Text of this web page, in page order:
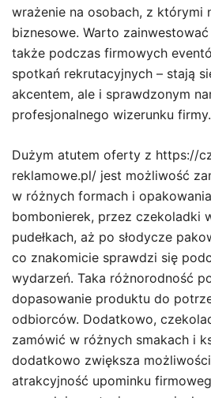
wrażenie na osobach, z którymi
biznesowe. Warto
także podczas firmowych
spotkań rekrutacyjnych – stają
akcentem, ale i sprawdzonym
profesjonalnego wizerunku firmy.
Dużym atutem oferty z https://
reklamowe.pl/ jest możliwość
w różnych formach i
bombonierek, przez czekoladki
pudełkach, aż po słodycze
co znakomicie sprawdzi się
wydarzeń. Taka różnorodność
dopasowanie produktu do
odbiorców. Dodatkowo,
zamówić w różnych smakach i
dodatkowo zwiększa
atrakcyjność upominku